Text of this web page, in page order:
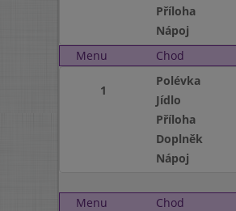
Příloha
Nápoj
Menu
Chod
1
Polévka
Jídlo
Příloha
Doplněk
Nápoj
Menu
Chod